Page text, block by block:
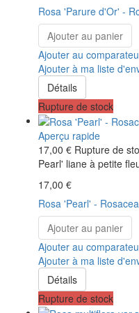
Rosa 'Parure d'Or' -
Ajouter au panier
Ajouter au
Ajouter à ma liste
Détails
Rupture de stock
Aperçu rapide
17,00 € Rupture de
Pearl' liane à petite
17,00 €
Rosa 'Pearl' -
Ajouter au panier
Ajouter au
Ajouter à ma liste
Détails
Rupture de stock